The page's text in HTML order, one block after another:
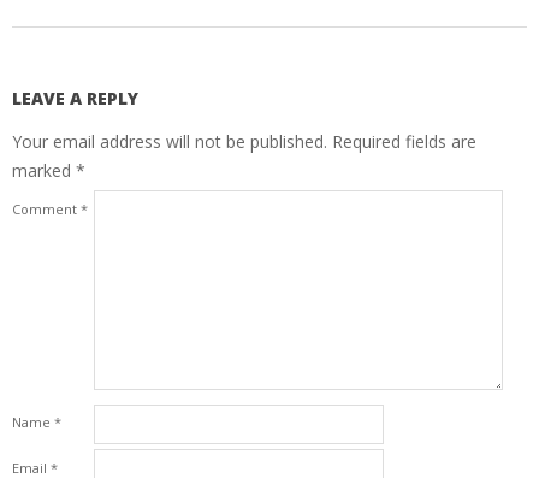
LEAVE A REPLY
Your email address will not be published. Required fields are
marked *
Comment *
Name *
Email *